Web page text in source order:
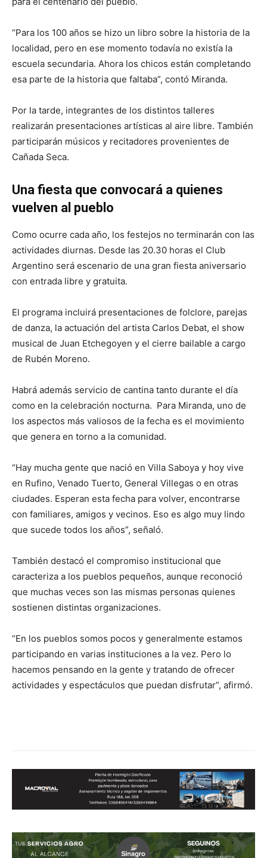
“Para los 100 años se hizo un libro sobre la historia de la
localidad, pero en ese momento todavía no existía la
escuela secundaria. Ahora los chicos están completando
esa parte de la historia que faltaba”, contó Miranda.
Por la tarde, integrantes de los distintos talleres
realizarán presentaciones artísticas al aire libre. También
participarán músicos y recitadores provenientes de
Cañada Seca.
Una fiesta que convocará a quienes
vuelven al pueblo
Como ocurre cada año, los festejos no terminarán con las
actividades diurnas. Desde las 20.30 horas el Club
Argentino será escenario de una gran fiesta aniversario
con entrada libre y gratuita.
El programa incluirá presentaciones de folclore, parejas
de danza, la actuación del artista Carlos Debat, el show
musical de Juan Etchegoyen y el cierre bailable a cargo
de Rubén Moreno.
Habrá además servicio de cantina tanto durante el día
como en la celebración nocturna. Para Miranda, uno de
los aspectos más valiosos de la fecha es el movimiento
que genera en torno a la comunidad.
“Hay mucha gente que nació en Villa Saboya y hoy vive
en Rufino, Venado Tuerto, General Villegas o en otras
ciudades. Esperan esta fecha para volver, encontrarse
con familiares, amigos y vecinos. Eso es algo muy lindo
que sucede todos los años”, señaló.
También destacó el compromiso institucional que
caracteriza a los pueblos pequeños, aunque reconoció
que muchas veces son las mismas personas quienes
sostienen distintas organizaciones.
“En los pueblos somos pocos y generalmente estamos
participando en varias instituciones a la vez. Pero lo
hacemos pensando en la gente y tratando de ofrecer
actividades y espectáculos que puedan disfrutar”, afirmó.